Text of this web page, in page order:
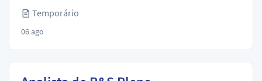
Temporário
06 ago